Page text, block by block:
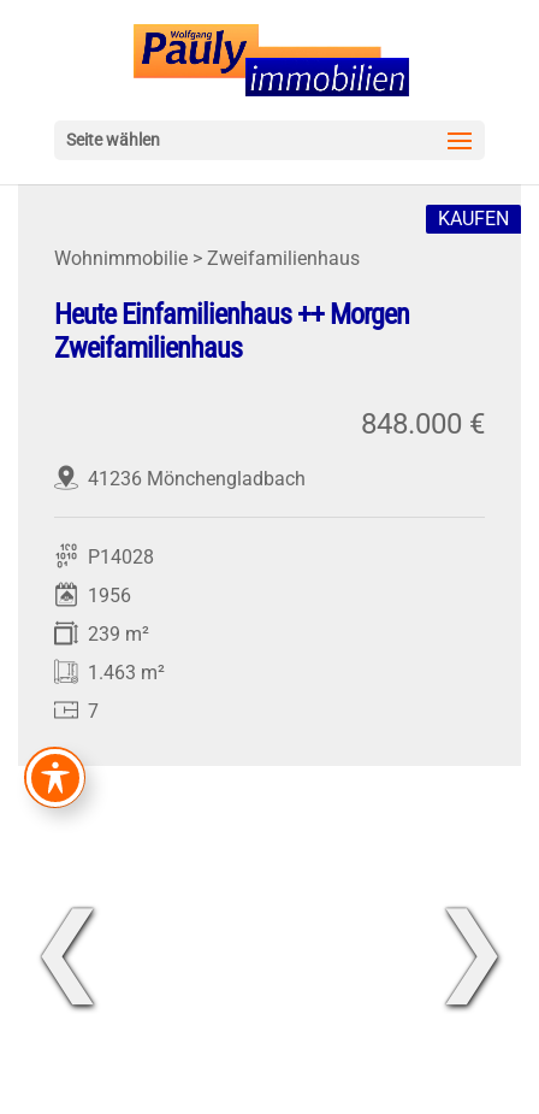
Seite wählen
Wohnimmobilie > Zweifamilienhaus
KAUFEN
Heute Einfamilienhaus ++ Morgen
Zweifamilienhaus
41236 Mönchengladbach
848.000 €
P14028
1956
239 m²
1.463 m²
7
❮ ❯